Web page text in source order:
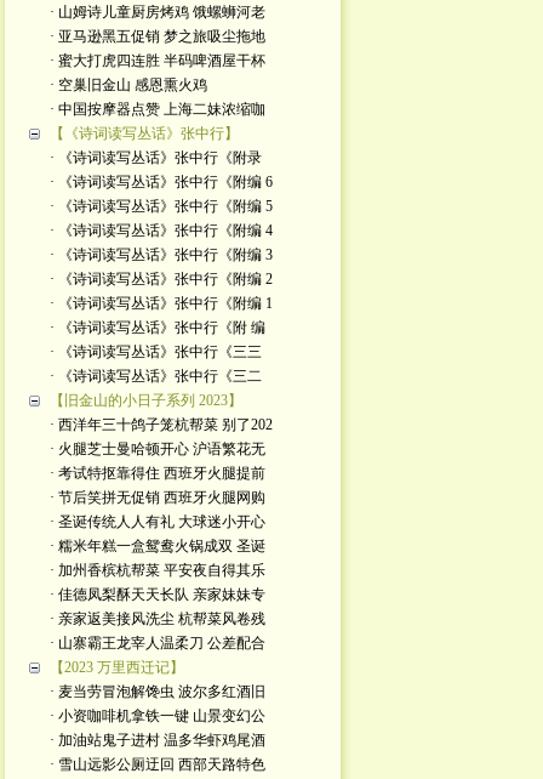
· 山姆诗儿童厨房烤鸡 饿螺蛳河老
· 亚马逊黑五促销 梦之旅吸尘拖地
· 蜜大打虎四连胜 半码啤酒屋干杯
· 空巢旧金山 感恩熏火鸡
· 中国按摩器点赞 上海二妹浓缩咖
【《诗词读写丛话》张中行】
· 《诗词读写丛话》张中行《附录
· 《诗词读写丛话》张中行《附编 6
· 《诗词读写丛话》张中行《附编 5
· 《诗词读写丛话》张中行《附编 4
· 《诗词读写丛话》张中行《附编 3
· 《诗词读写丛话》张中行《附编 2
· 《诗词读写丛话》张中行《附编 1
· 《诗词读写丛话》张中行《附 编
· 《诗词读写丛话》张中行《三三
· 《诗词读写丛话》张中行《三二
【旧金山的小日子系列 2023】
· 西洋年三十鸽子笼杭帮菜 别了202
· 火腿芝士曼哈顿开心 沪语繁花无
· 考试特抠靠得住 西班牙火腿提前
· 节后笑拼无促销 西班牙火腿网购
· 圣诞传统人人有礼 大球迷小开心
· 糯米年糕一盒鸳鸯火锅成双 圣诞
· 加州香槟杭帮菜 平安夜自得其乐
· 佳德凤梨酥天天长队 亲家妹妹专
· 亲家返美接风洗尘 杭帮菜风卷残
· 山寨霸王龙宰人温柔刀 公差配合
【2023 万里西迁记】
· 麦当劳冒泡解馋虫 波尔多红酒旧
· 小资咖啡机拿铁一键 山景变幻公
· 加油站鬼子进村 温多华虾鸡尾酒
· 雪山远影公厕迂回 西部天路特色